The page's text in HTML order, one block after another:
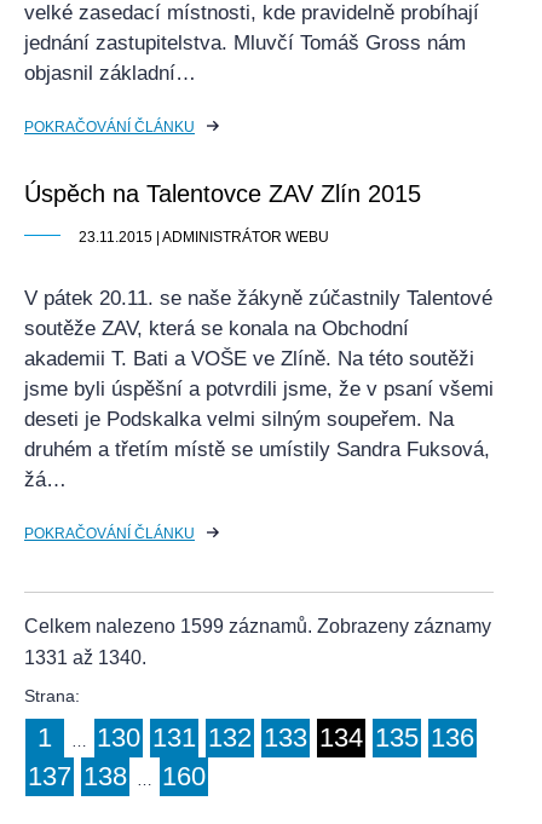
velké zasedací místnosti, kde pravidelně probíhají
jednání zastupitelstva. Mluvčí Tomáš Gross nám
objasnil základní…
POKRAČOVÁNÍ ČLÁNKU
Úspěch na Talentovce ZAV Zlín 2015
23.11.2015 | ADMINISTRÁTOR WEBU
V pátek 20.11. se naše žákyně zúčastnily Talentové
soutěže ZAV, která se konala na Obchodní
akademii T. Bati a VOŠE ve Zlíně. Na této soutěži
jsme byli úspěšní a potvrdili jsme, že v psaní všemi
deseti je Podskalka velmi silným soupeřem. Na
druhém a třetím místě se umístily Sandra Fuksová,
žá…
POKRAČOVÁNÍ ČLÁNKU
Celkem nalezeno 1599 záznamů. Zobrazeny záznamy
1331 až 1340.
Strana:
1 … 130 131 132 133 134 135 136
137 138 … 160